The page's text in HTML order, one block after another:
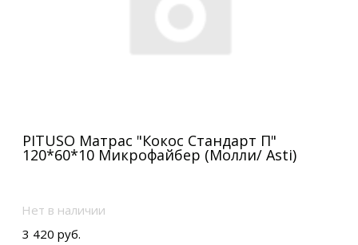
PITUSO Матрас "Кокос Стандарт П"
120*60*10 Микрофайбер (Молли/ Asti)
Нет в наличии
3 420 руб.